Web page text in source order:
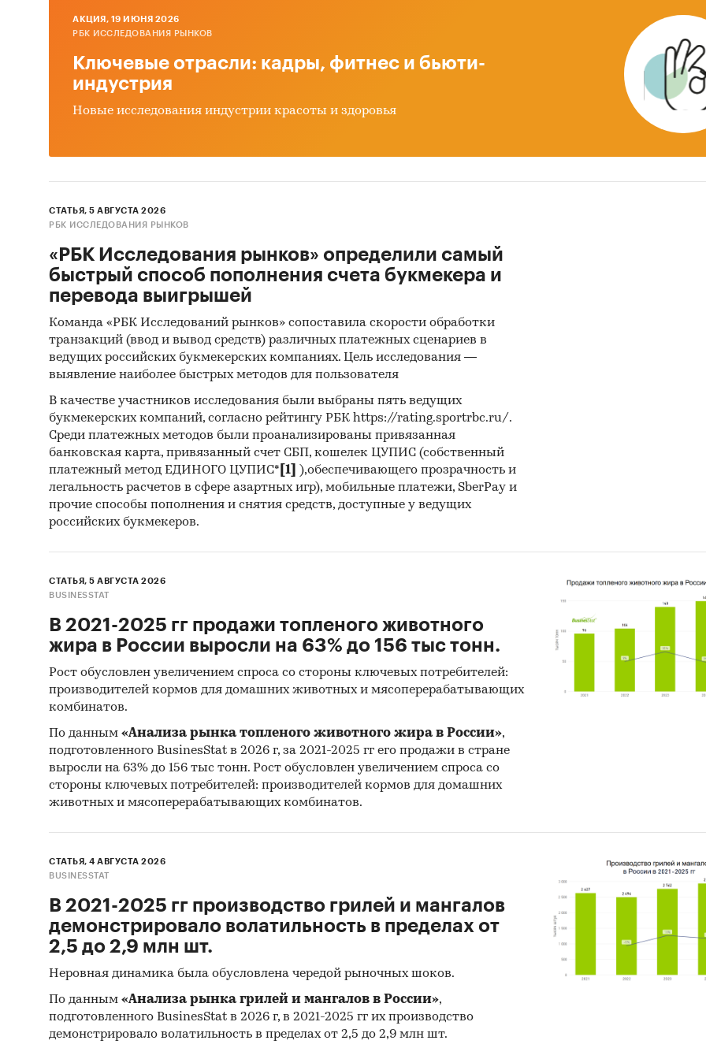
1. Базы данных Федеральной Таможенной службы РФ,
2. Материалы DataMonitor, EuroMonitor, Eurostat.
3. Печатные и электронные деловые и специализированные
6. Материалы участников отечественного и мирового
7. Результаты исследований маркетинговых и
8. Материалы отраслевых учреждений и базы данных.
9. Результаты ценовых мониторингов.
10. Материалы и базы данных статистики ООН (United
Statistics Division: Commodity Trade Statistics, Industrial
Statistics, Food and Agriculture Organization и др.).
11. Материалы Международного Валютного Фонда
Monetary Fund).
14. Материалы Организации экономического
развития (Organization for Economic Cooperation and
15. Материалы International Trade Centre.
16. Материалы Index Mundi.
17. Результаты исследований DISCOVERY Research Group.
Объем и структура выборки
Процедура контент-анализа документов не предполагает
все доступные исследователю документы.
К отчету прилагается обработанная и пригодная к
использованию база данных с подробной информацией об
импорте в Россию и экспорте из России счетчиков газа.
включает в себя большое число различных показателей:
1. Категория продукта
2. Группа продукта
3. Производитель
AКЦИЯ, 19 ИЮНЯ 2026
РБК ИССЛЕДОВАНИЯ РЫНКОВ
Ключевые отрасли: кадры, фитнес и бьюти-
индустрия
Новые исследования индустрии красоты и здоровья
СТАТЬЯ, 5 АВГУСТА 2026
РБК ИССЛЕДОВАНИЯ РЫНКОВ
«РБК Исследования рынков» определили самый
быстрый способ пополнения счета букмекера и
перевода выигрышей
Команда «РБК Исследований рынков» сопоставила скорости обработки
транзакций (ввод и вывод средств) различных платежных сценариев в
ведущих российских букмекерских компаниях. Цель исследования —
выявление наиболее быстрых методов для пользователя
В качестве участников исследования были выбраны пять ведущих
букмекерских компаний, согласно рейтингу РБК https://rating.sportrbc.ru/.
Среди платежных методов были проанализированы привязанная
банковская карта, привязанный счет СБП, кошелек ЦУПИС (собственный
платежный метод ЕДИНОГО ЦУПИС* [1]
),обеспечивающего прозрачность и
легальность расчетов в сфере азартных игр), мобильные платежи, SberPay и
прочие способы пополнения и снятия средств, доступные у ведущих
российских букмекеров.
СТАТЬЯ, 5 АВГУСТА 2026
BUSINESSTAT
В 2021-2025 гг продажи топленого животного
жира в России выросли на 63% до 156 тыс тонн.
Рост обусловлен увеличением спроса со стороны ключевых потребителей:
производителей кормов для домашних животных и мясоперерабатывающих
комбинатов.
По данным «Анализа рынка топленого животного жира в России»,
подготовленного BusinesStat в 2026 г, за 2021-2025 гг его продажи в стране
выросли на 63% до 156 тыс тонн. Рост обусловлен увеличением спроса со
стороны ключевых потребителей: производителей кормов для домашних
животных и мясоперерабатывающих комбинатов.
СТАТЬЯ, 4 АВГУСТА 2026
BUSINESSTAT
В 2021-2025 гг производство грилей и мангалов
демонстрировало волатильность в пределах от
2,5 до 2,9 млн шт.
Неровная динамика была обусловлена чередой рыночных шоков.
По данным «Анализа рынка грилей и мангалов в России»,
подготовленного BusinesStat в 2026 г, в 2021-2025 гг их производство
демонстрировало волатильность в пределах от 2,5 до 2,9 млн шт.